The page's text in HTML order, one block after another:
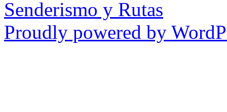
Senderismo y Rutas
Proudly powered by